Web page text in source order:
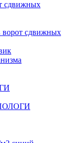
сдвижных
ворот сдвижных